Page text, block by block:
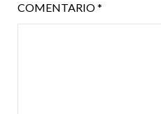
COMENTARIO*